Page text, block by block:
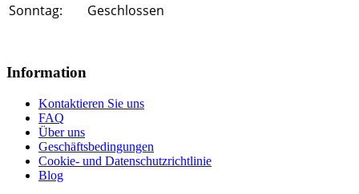
Sonntag:
Geschlossen
Information
Kontaktieren Sie uns
FAQ
Über uns
Geschäftsbedingungen
Cookie- und Datenschutzrichtlinie
Blog